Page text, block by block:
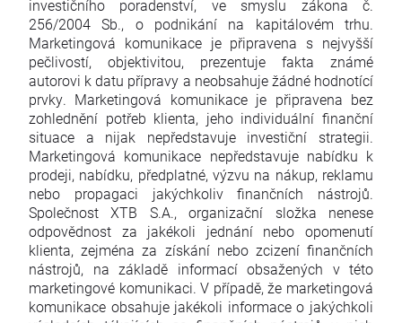
investičního poradenství, ve smyslu zákona č.
256/2004 Sb., o podnikání na kapitálovém trhu.
Marketingová komunikace je připravena s nejvyšší
pečlivostí, objektivitou, prezentuje fakta známé
autorovi k datu přípravy a neobsahuje žádné hodnotící
prvky. Marketingová komunikace je připravena bez
zohlednění potřeb klienta, jeho individuální finanční
situace a nijak nepředstavuje investiční strategii.
Marketingová komunikace nepředstavuje nabídku k
prodeji, nabídku, předplatné, výzvu na nákup, reklamu
nebo propagaci jakýchkoliv finančních nástrojů.
Společnost XTB S.A., organizační složka nenese
odpovědnost za jakékoli jednání nebo opomenutí
klienta, zejména za získání nebo zcizení finančních
nástrojů, na základě informací obsažených v této
marketingové komunikaci. V případě, že marketingová
komunikace obsahuje jakékoli informace o jakýchkoli